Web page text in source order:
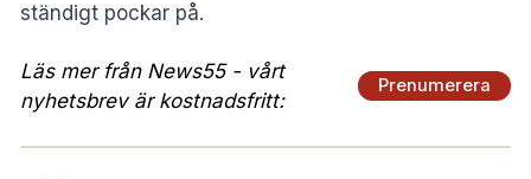
ständigt pockar på.
Läs mer från News55 - vårt
nyhetsbrev är kostnadsfritt:
Prenumerera